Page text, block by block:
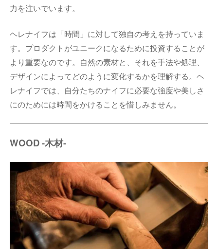
力を注いでいます。
ヘレナイフは「時間」に対して独自の考えを持っていま
す。プロダクトがユニークになるために投資することが
より重要なのです。自然の素材と、それを手法や処理、
デザインによってどのように変化するかを理解する。ヘ
レナイフでは、自分たちのナイフに必要な強度や美しさ
にのためには時間をかけることを惜しみません。
WOOD -木材-